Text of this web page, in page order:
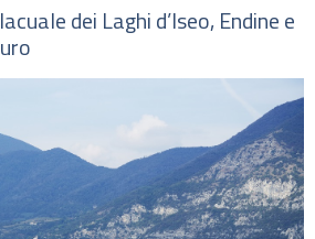
dei Laghi d’Iseo, Endine e